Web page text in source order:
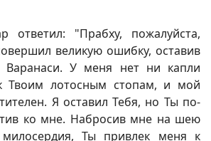
ответил: "Прабху, пожалуйста,
великую ошибку, оставив
У меня нет ни капли
Твоим лотосным стопам, и мой
Я оставил Тебя, но Ты по-
ко мне. Набросив мне на шею
милосердия, Ты привлек меня к